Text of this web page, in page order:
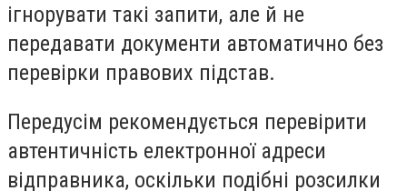
ігнорувати такі запити, але й не
передавати документи автоматично без
перевірки правових підстав.
Передусім рекомендується перевірити
автентичність електронної адреси
відправника, оскільки подібні розсилки